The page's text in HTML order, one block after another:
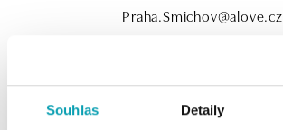
Souhlas Detaily
Praha.Smichov@alove.cz
OTEVÍRACÍ HODINY